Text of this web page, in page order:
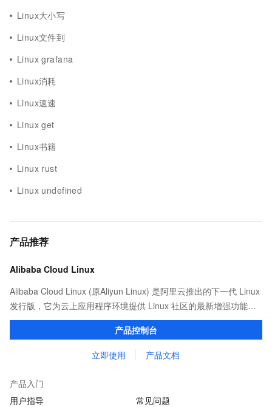
Linux大小写
Linux文件到
Linux grafana
Linux消耗
Linux速速
Linux get
Linux书籍
Linux rust
Linux undefined
产品推荐
Alibaba Cloud Linux
Alibaba Cloud Linux (原Aliyun Linux) 是阿里云推出的下一代 Linux
发行版，它为云上应用程序环境提供 Linux 社区的最新增强功能，
在提供云上最佳用户体验的同时，也针对阿里云基础设施做了深度
产品控制台
立即使用 产品文档
产品入门
用户指导
常见问题